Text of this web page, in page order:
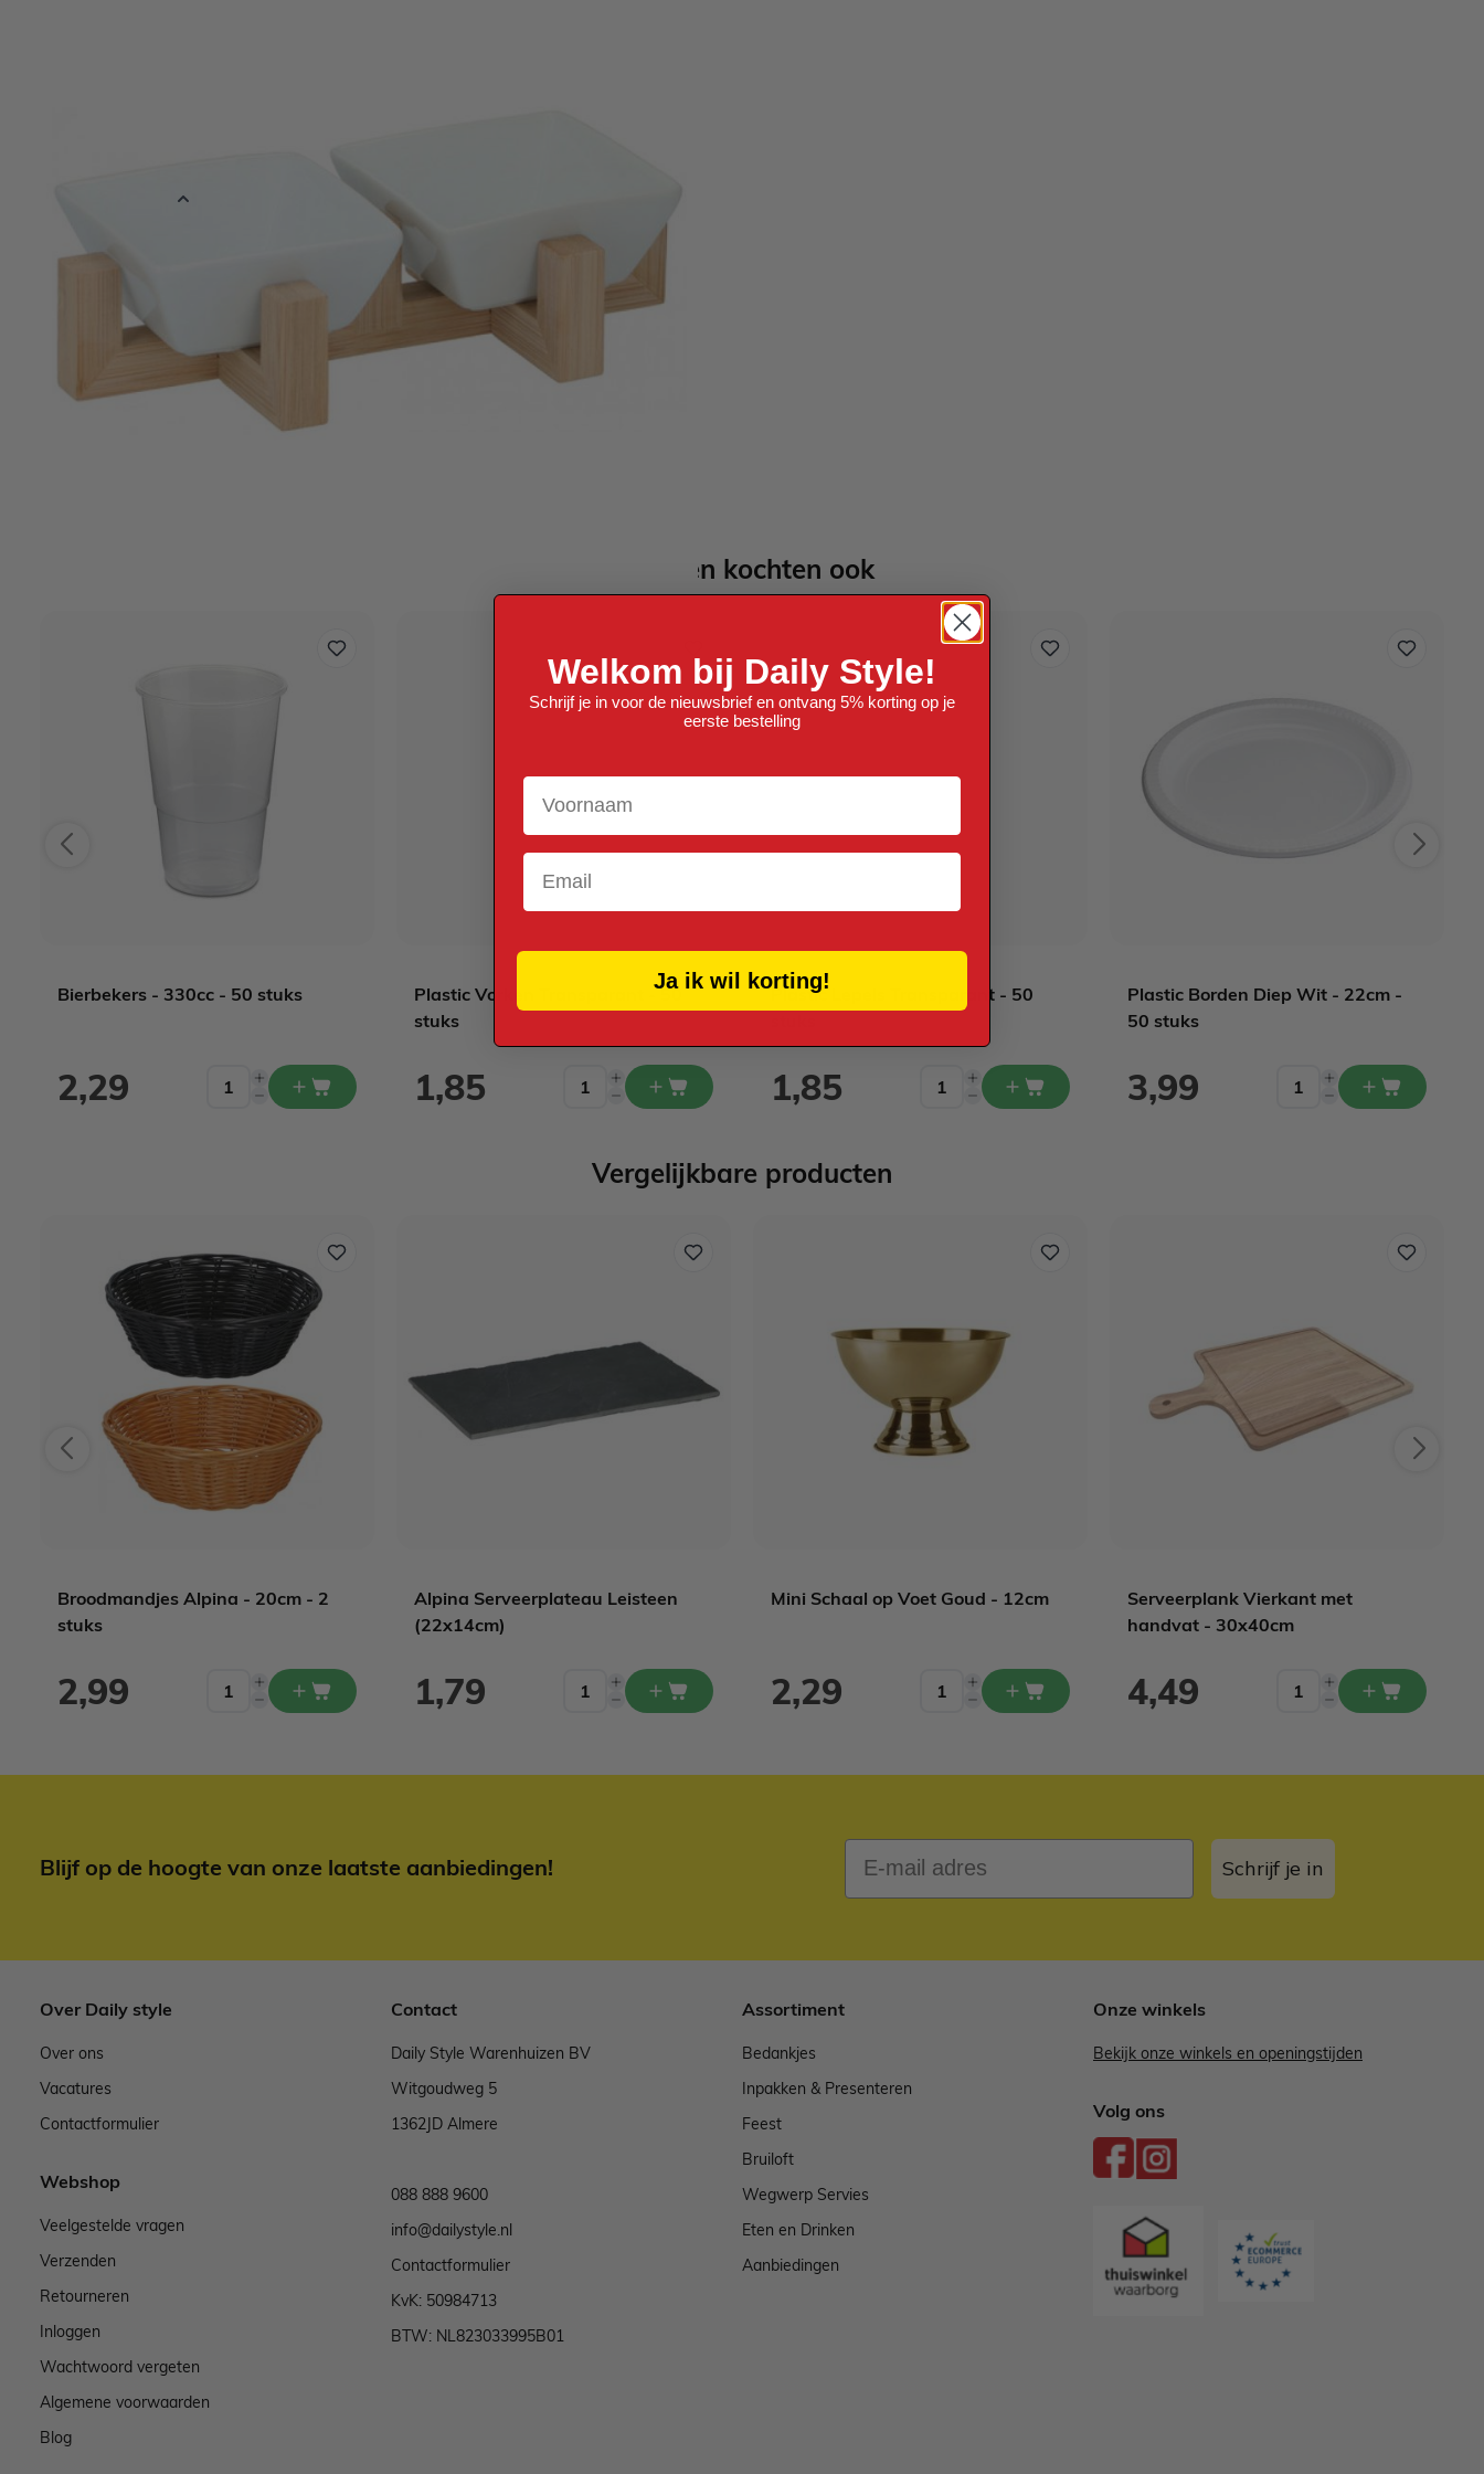
EAN 8711252173887
Keramiek
Anderen kochten ook
Bierbekers - 330cc - 50 stuks
2,29
Plastic Vorken Transparant - 50
stuks
1,85
Plastic Lepels Transparant - 50
1,85
Plastic Borden Diep Wit - 22cm -
50 stuks
3,99
Vergelijkbare producten
Broodmandjes Alpina - 20cm - 2
stuks
2,99
Alpina Serveerplateau Leisteen
(22x14cm)
1,79
Mini Schaal op Voet Goud - 12cm
2,29
Serveerplank Vierkant met
handvat - 30x40cm
4,49
Blijf op de hoogte van onze laatste aanbiedingen!
E-mail adres
Schrijf je in
Over Daily style
Over ons
Vacatures
Contactformulier
Webshop
Veelgestelde vragen
Verzenden
Retourneren
Inloggen
Wachtwoord vergeten
Algemene voorwaarden
Blog
Contact
Daily Style Warenhuizen BV
Witgoudweg 5
1362JD Almere
088 888 9600
info@dailystyle.nl
Contactformulier
KvK: 50984713
BTW: NL823033995B01
Assortiment
Bedankjes
Inpakken & Presenteren
Feest
Bruiloft
Wegwerp Servies
Eten en Drinken
Aanbiedingen
Onze winkels
Bekijk onze winkels en openingstijden
Volg ons
Welkom bij Daily Style!
Schrijf je in voor de nieuwsbrief en ontvang 5% korting op je
eerste bestelling
Voornaam
Email
Ja ik wil korting!